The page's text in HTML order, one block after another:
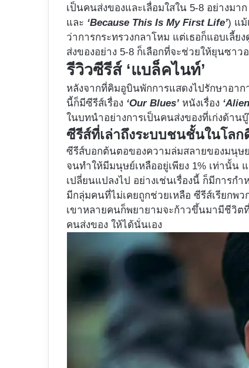
เป็นคนส่งของและเลื่อมใสใน 5-8 อย่างมา
และ ‘Because This Is My First Life’) แม้
ว่าการกระทรวงกลาโหม แต่เธอก็แอบเลี้
ส่งของอย่าง 5-8 ก็เลือกที่จะช่วยให้ยุนซาว
รีวิวซีรีส์ ‘แบล็คไนท์’
หลังจากที่คิมอูบินพักการแสดงไปรักษาอา
นี้ก็มีซีรีส์เรื่อง ‘Our Blues’ หนังเรื่อง
ในบทนำอย่างการเป็นคนส่งของที่เก่งด้าน
ซีรีส์ที่เล่าถึงระบบชนชั้นในโลก
ซีรีส์บอกต้นตอของความล่มสลายของมนุษ
จนทำให้มีมนุษย์เหลืออยู่เพียง 1% เท่านั้น
เปลี่ยนแปลงไป อย่างเช่นเรื่องนี้ ก็มีการ
มีกลุ่มคนที่ไม่เคยถูกช่วยเหลือ ซีรีส์เรียกพ
เขาหลายคนก็พยายามจะก้าวขึ้นมามีชีวิต
คนส่งของ ให้ได้นั่นเอง